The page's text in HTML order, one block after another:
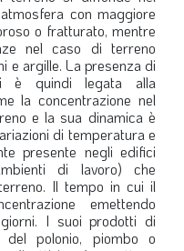
con maggiore
o fratturato, mentre
nel caso di terreno
e argille. La presenza di
è quindi legata alla
la concentrazione nel
e la sua dinamica è
di temperatura e
presente negli edifici
di lavoro) che
Il tempo in cui il
emettendo
I suoi prodotti di
del polonio, piombo o